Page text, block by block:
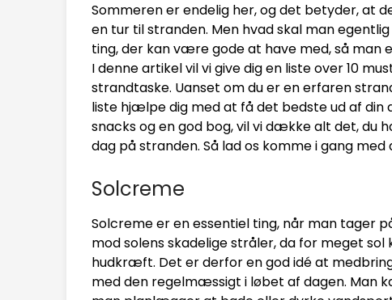
Sommeren er endelig her, og det betyder, at
en tur til stranden. Men hvad skal man
ting, der kan være gode at have med, så man
I denne artikel vil vi give dig en liste over 10
strandtaske. Uanset om du er en erfaren
liste hjælpe dig med at få det bedste ud af din
snacks og en god bog, vil vi dække alt det, du
dag på stranden. Så lad os komme i gang
Solcreme
Solcreme er en essentiel ting, når man tager
mod solens skadelige stråler, da for meget
hudkræft. Det er derfor en god idé at
med den regelmæssigt i løbet af dagen. Man